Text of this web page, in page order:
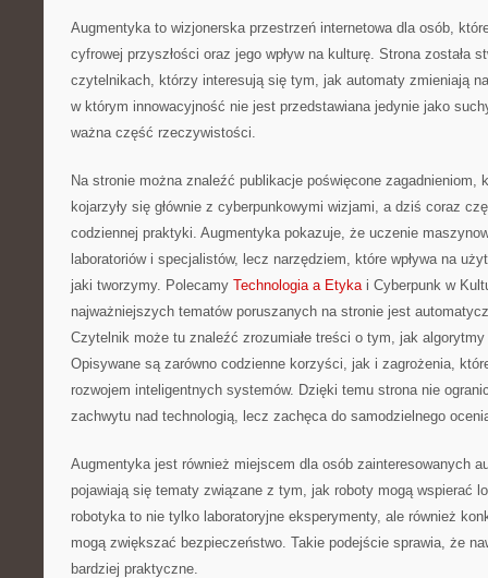
Augmentyka to wizjonerska przestrzeń internetowa dla osób,
cyfrowej przyszłości oraz jego wpływ na kulturę. Strona została
czytelnikach, którzy interesują się tym, jak automaty zmieniają
w którym innowacyjność nie jest przedstawiana jedynie jako
ważna część rzeczywistości.
Na stronie można znaleźć publikacje poświęcone zagadnieniom,
kojarzyły się głównie z cyberpunkowymi wizjami, a dziś coraz
codziennej praktyki. Augmentyka pokazuje, że uczenie
laboratoriów i specjalistów, lecz narzędziem, które wpływa na
jaki tworzymy. Polecamy Technologia a Etykai Cyberpunk w
najważniejszych tematów poruszanych na stronie jest
Czytelnik może tu znaleźć zrozumiałe treści o tym, jak
Opisywane są zarówno codzienne korzyści, jak i zagrożenia,
rozwojem inteligentnych systemów. Dzięki temu strona nie
zachwytu nad technologią, lecz zachęca do samodzielnego
Augmentyka jest również miejscem dla osób zainteresowanych
pojawiają się tematy związane z tym, jak roboty mogą wspierać
robotyka to nie tylko laboratoryjne eksperymenty, ale również
mogą zwiększać bezpieczeństwo. Takie podejście sprawia, że
bardziej praktyczne.